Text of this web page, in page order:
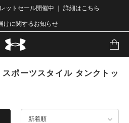
ットセール開催中 ｜ 詳細はこちら
けに関するお知らせ
ポーツスタイル タンクトッ
新着順